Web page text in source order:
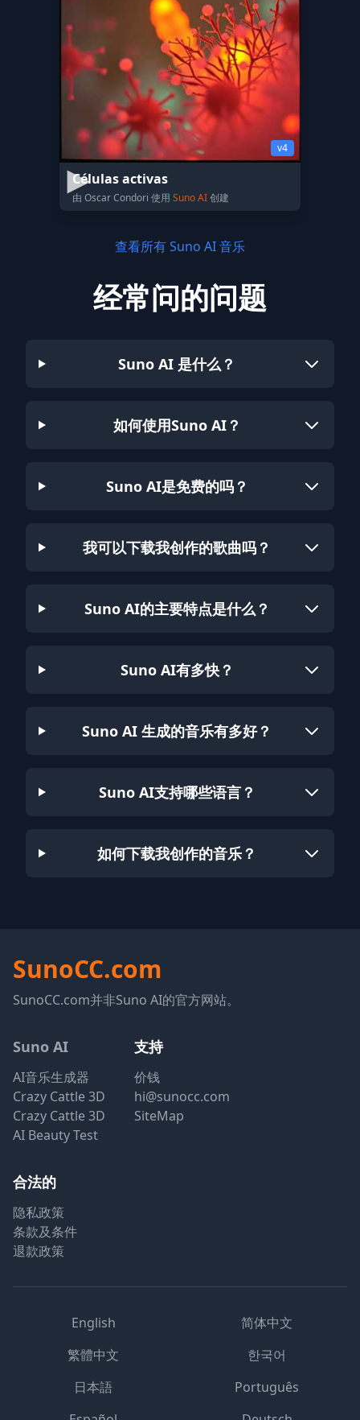
v4
Células activas
由 Oscar Condori 使用 Suno AI创建
查看所有 Suno AI 音乐
经常问的问题
Suno AI 是什么？
如何使用Suno AI？
Suno AI是免费的吗？
我可以下载我创作的歌曲吗？
Suno AI的主要特点是什么？
Suno AI有多快？
Suno AI 生成的音乐有多好？
Suno AI支持哪些语言？
如何下载我创作的音乐？
SunoCC.com
SunoCC.com并非Suno AI的官方网站。
Suno AI
AI音乐生成器
Crazy Cattle 3D
Crazy Cattle 3D
AI Beauty Test
支持
价钱
hi@sunocc.com
SiteMap
合法的
隐私政策
条款及条件
退款政策
English
简体中文
繁體中文
한국어
日本語
Português